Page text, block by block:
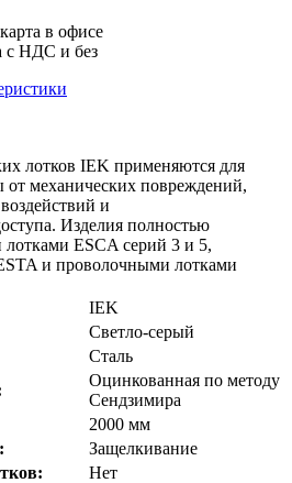
в офисе
с НДС и без
лотков IEK применяются для
от механических повреждений,
и
Изделия полностью
ESCA серий 3 и 5,
и проволочными лотками
IEK
Светло-серый
Сталь
Оцинкованная по методу
Сендзимира
2000 мм
Защелкивание
Нет